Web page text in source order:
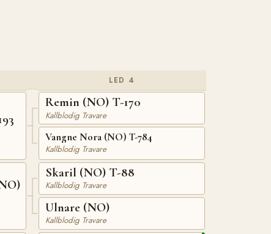
LED 4
Remin (NO) T-170
Kallblodig Travare
Vangne Nora (NO) T-784
Kallblodig Travare
Skaril (NO) T-88
Kallblodig Travare
Ulnare (NO)
Kallblodig Travare